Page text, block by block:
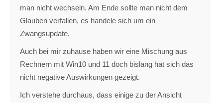
man nicht wechseln. Am Ende sollte man nicht dem
Glauben verfallen, es handele sich um ein
Zwangsupdate.
Auch bei mir zuhause haben wir eine Mischung aus
Rechnern mit Win10 und 11 doch bislang hat sich das
nicht negative Auswirkungen gezeigt.
Ich verstehe durchaus, dass einige zu der Ansicht